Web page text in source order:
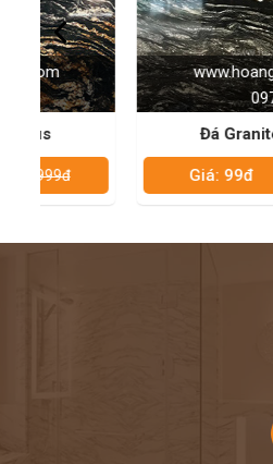
0972 101 656
Đá Granite - Magma